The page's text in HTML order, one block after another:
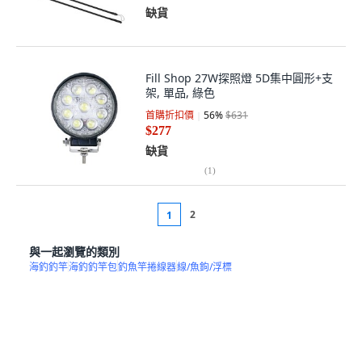
缺貨
Fill Shop 27W探照燈 5D集中圓形+支
架, 單品, 綠色
首購折扣價 56%$631
$277
缺貨
(1)
1 2
與一起瀏覽的類別
海釣釣竿海釣釣竿包釣魚竿捲線器線/魚鉤/浮標